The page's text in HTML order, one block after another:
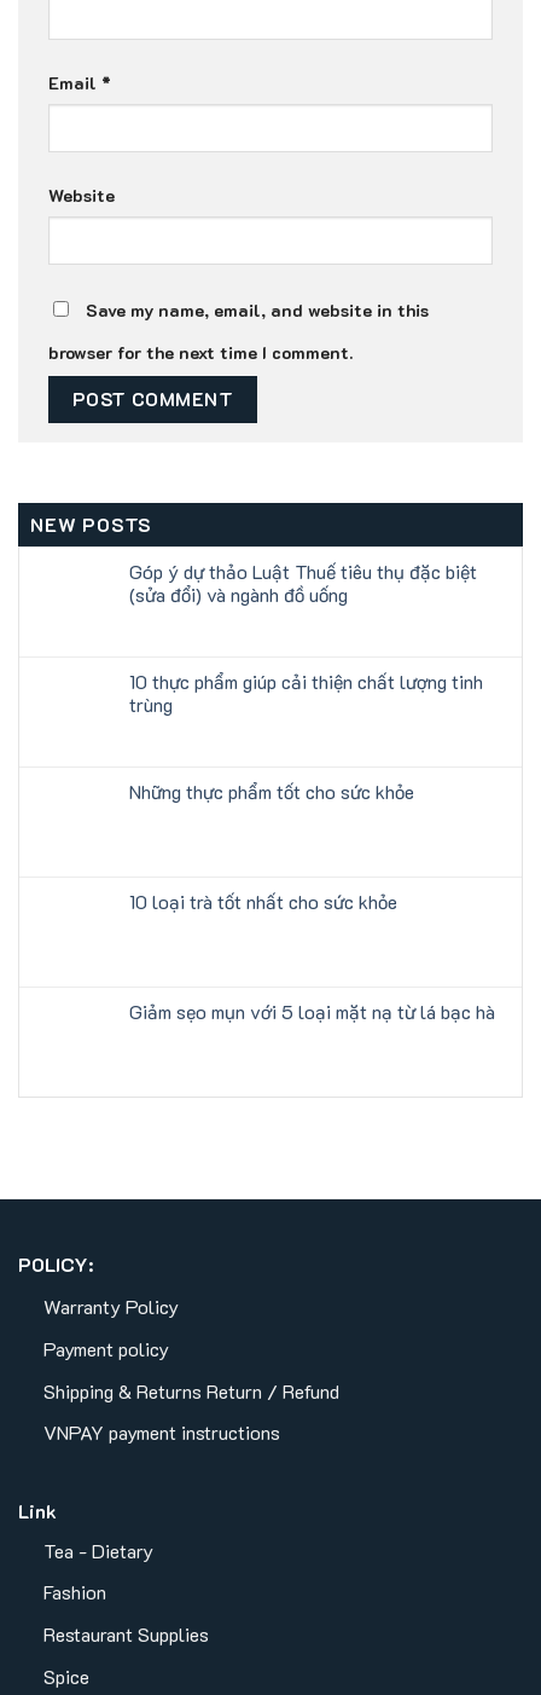
Email *
Website
Save my name, email, and website in this
browser for the next time I comment.
NEW POSTS
Góp ý dự thảo Luật Thuế tiêu thụ đặc biệt
(sửa đổi) và ngành đồ uống
10 thực phẩm giúp cải thiện chất lượng tinh
trùng
Những thực phẩm tốt cho sức khỏe
10 loại trà tốt nhất cho sức khỏe
Giảm sẹo mụn với 5 loại mặt nạ từ lá bạc hà
POLICY:
Warranty Policy
Payment policy
Shipping & Returns Return / Refund
VNPAY payment instructions
Link
Tea - Dietary
Fashion
Restaurant Supplies
Spice